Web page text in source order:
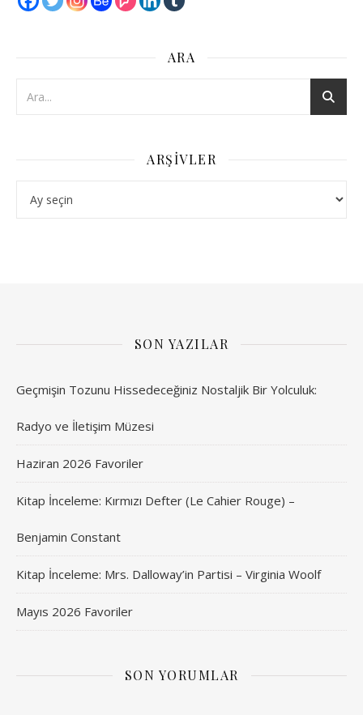
ARA
ARŞIVLER
SON YAZILAR
Geçmişin Tozunu Hissedeceğiniz Nostaljik Bir Yolculuk:
Radyo ve İletişim Müzesi
Haziran 2026 Favoriler
Kitap İnceleme: Kırmızı Defter (Le Cahier Rouge) –
Benjamin Constant
Kitap İnceleme: Mrs. Dalloway’in Partisi – Virginia Woolf
Mayıs 2026 Favoriler
SON YORUMLAR